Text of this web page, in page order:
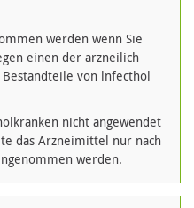
werden wenn Sie
einen der arzneilich
von lnfecthol
nicht angewendet
das Arzneimittel nur nach
werden.